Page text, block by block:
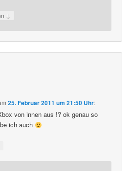
↓
25. Februar 2011 um 21:50 Uhr:
von innen aus !? ok genau so
ich auch